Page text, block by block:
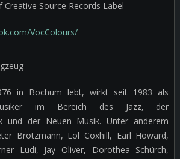
Source Records Label
VocColours/
in Bochum lebt, wirkt seit 1983 als
im Bereich des Jazz, der
und der Neuen Musik. Unter anderem
Brötzmann, Lol Coxhill, Earl Howard,
Lüdi, Jay Oliver, Dorothea Schürch,